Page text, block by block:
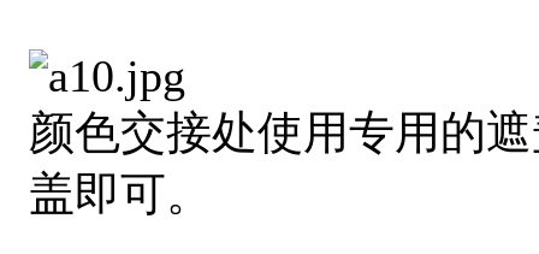
颜色交接处使用专用的
盖即可。